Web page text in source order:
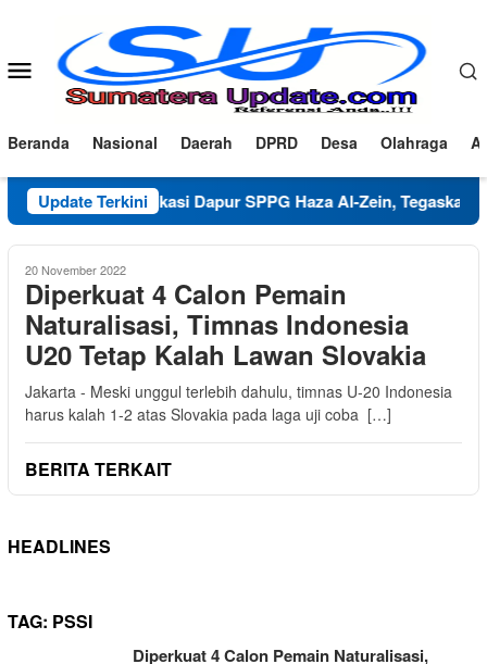
Menu
Mobile
Beranda Nasional Daerah DPRD Desa Olahraga
Update Terkini
Klarifikasi Dapur SPPG Haza Al-Zein, Tegaskan Komitmen
20 November 2022
Diperkuat 4 Calon Pemain
Naturalisasi, Timnas Indonesia
U20 Tetap Kalah Lawan Slovakia
Jakarta - Meski unggul terlebih dahulu, timnas U-20 Indonesia
harus kalah 1-2 atas Slovakia pada laga uji coba […]
BERITA TERKAIT
HEADLINES
TAG: PSSI
Diperkuat 4 Calon Pemain Naturalisasi,